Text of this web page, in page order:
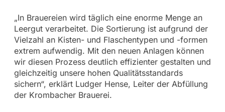
„In Brauereien wird täglich eine enorme Menge an
Leergut verarbeitet. Die Sortierung ist aufgrund der
Vielzahl an Kisten- und Flaschentypen und -formen
extrem aufwendig. Mit den neuen Anlagen können
wir diesen Prozess deutlich effizienter gestalten und
gleichzeitig unsere hohen Qualitätsstandards
sichern“, erklärt Ludger Hense, Leiter der Abfüllung
der Krombacher Brauerei.